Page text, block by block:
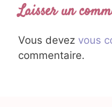
Laisser un
Vous devez vous
commentaire.